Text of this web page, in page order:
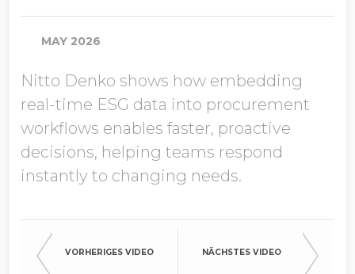
MAY 2026
Nitto Denko shows how embedding
real-time ESG data into procurement
workflows enables faster, proactive
decisions, helping teams respond
instantly to changing needs.
VORHERIGES VIDEO NÄCHSTES VIDEO